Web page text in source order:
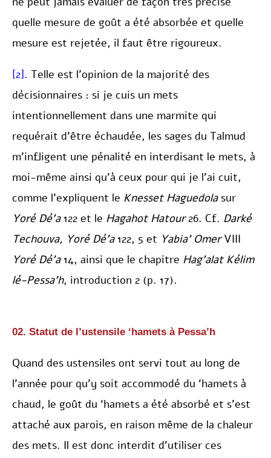
quelle mesure de goût a été absorbée et quelle
mesure est rejetée, il faut être rigoureux.
[2]. Telle est l’opinion de la majorité des
décisionnaires : si je cuis un mets
intentionnellement dans une marmite qui
requérait d’être échaudée, les sages du Talmud
m’infligent une pénalité en interdisant le mets, à
moi-même ainsi qu’à ceux pour qui je l’ai cuit,
comme l’expliquent le Knesset Haguedolasur
Yoré Dé’a122 et le Hagahot Hatour26. Cf. Darké
Techouva, Yoré Dé’a122, 5 et Yabia’ OmerVIII
Yoré Dé’a14, ainsi que le chapitre Hag’alat Kélim
lé-Pessa’h, introduction 2 (p. 17).
02. Statut de l’ustensile ‘hamets à Pessa’h
Quand des ustensiles ont servi tout au long de
l’année pour qu’y soit accommodé du ‘hamets à
chaud, le goût du ‘hamets a été absorbé et s’est
attaché aux parois, en raison même de la chaleur
des mets. Il est donc interdit d’utiliser ces